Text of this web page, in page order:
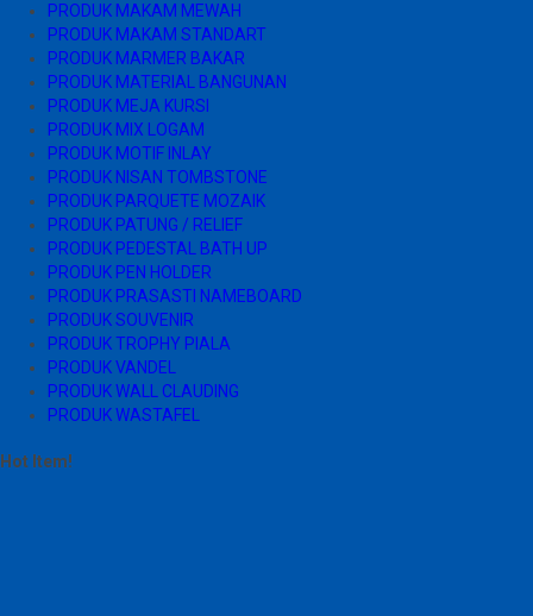
PRODUK MAKAM MEWAH
PRODUK MAKAM STANDART
PRODUK MARMER BAKAR
PRODUK MATERIAL BANGUNAN
PRODUK MEJA KURSI
PRODUK MIX LOGAM
PRODUK MOTIF INLAY
PRODUK NISAN TOMBSTONE
PRODUK PARQUETE MOZAIK
PRODUK PATUNG / RELIEF
PRODUK PEDESTAL BATH UP
PRODUK PEN HOLDER
PRODUK PRASASTI NAMEBOARD
PRODUK SOUVENIR
PRODUK TROPHY PIALA
PRODUK VANDEL
PRODUK WALL CLAUDING
PRODUK WASTAFEL
Hot Item!